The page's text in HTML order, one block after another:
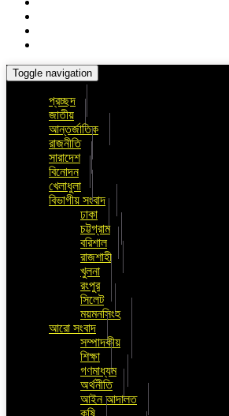
Toggle navigation
প্রচ্ছদ
জাতীয়
আন্তর্জাতিক
রাজনীতি
সারাদেশ
বিনোদন
খেলাধুলা
বিভাগীয় সংবাদ
ঢাকা
চট্টগ্রাম
বরিশাল
রাজশাহী
খুলনা
রংপুর
সিলেট
ময়মনসিংহ
আরো সংবাদ
সম্পাদকীয়
শিক্ষা
গণমাধ্যম
অর্থনীতি
আইন আদালত
কৃষি